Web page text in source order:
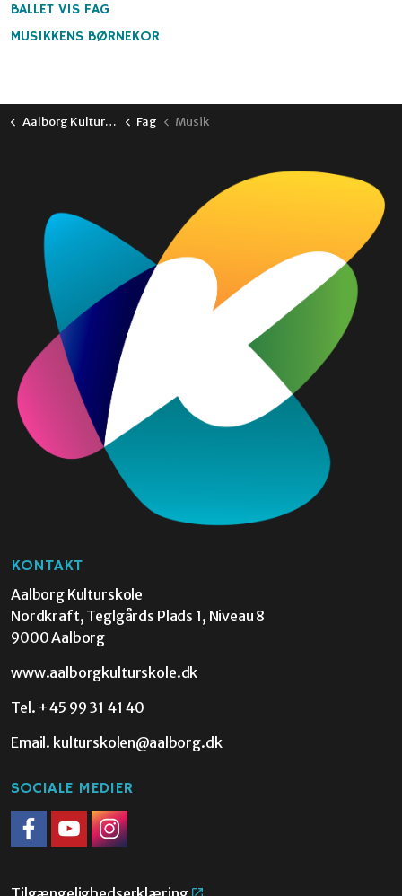
BALLET VIS FAG
MUSIKKENS BØRNEKOR
Aalborg Kulturskole Fag Musik
KONTAKT
Aalborg Kulturskole
Nordkraft, Teglgårds Plads 1, Niveau 8
9000 Aalborg
www.aalborgkulturskole.dk
Tel. +45 99 31 41 40
Email. kulturskolen@aalborg.dk
SOCIALE MEDIER